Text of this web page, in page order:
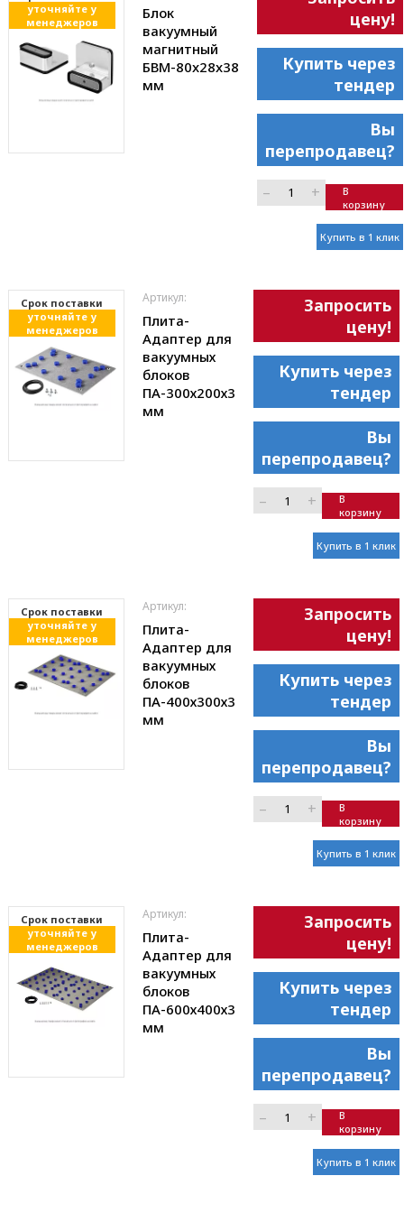
уточняйте у
менеджеров
Блок
вакуумный
магнитный
БВМ-80x28x38
мм
цену!
Купить через
тендер
Вы
перепродавец?
– +
В
корзину
Купить в 1 клик
Cрок поставки
уточняйте у
менеджеров
Артикул:
Плита-
Адаптер для
вакуумных
блоков
ПА-300х200х3
мм
Запросить
цену!
Купить через
тендер
Вы
перепродавец?
– +
В
корзину
Купить в 1 клик
Cрок поставки
уточняйте у
менеджеров
Артикул:
Плита-
Адаптер для
вакуумных
блоков
ПА-400х300х3
мм
Запросить
цену!
Купить через
тендер
Вы
перепродавец?
– +
В
корзину
Купить в 1 клик
Cрок поставки
уточняйте у
менеджеров
Артикул:
Плита-
Адаптер для
вакуумных
блоков
ПА-600х400х3
мм
Запросить
цену!
Купить через
тендер
Вы
перепродавец?
– +
В
корзину
Купить в 1 клик